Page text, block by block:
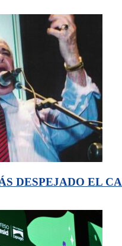
DESPEJADO EL